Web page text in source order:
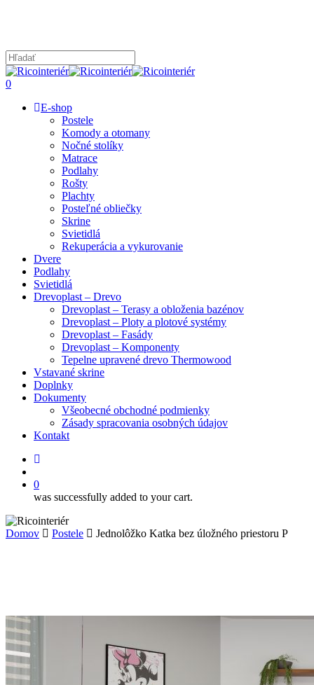
content
Close
Search
search
0
E-shop
Postele
Komody a otomany
Nočné stolíky
Matrace
Podlahy
Rošty
Plachty
Posteľné obliečky
Skrine
Svietidlá
Rekuperácia a vykurovanie
Dvere
Podlahy
Svietidlá
Drevoplast – Drevo
Drevoplast – Terasy a obloženia bazénov
Drevoplast – Ploty a plotové systémy
Drevoplast – Fasády
Drevoplast – Komponenty
Tepelne upravené drevo Thermowood
Vstavané skrine
Doplnky
Dokumenty
Všeobecné obchodné podmienky
Zásady spracovania osobných údajov
Kontakt
facebook
0
was successfully added to your cart.
Domov Postele Jednolôžko Katka bez úložného priestoru P